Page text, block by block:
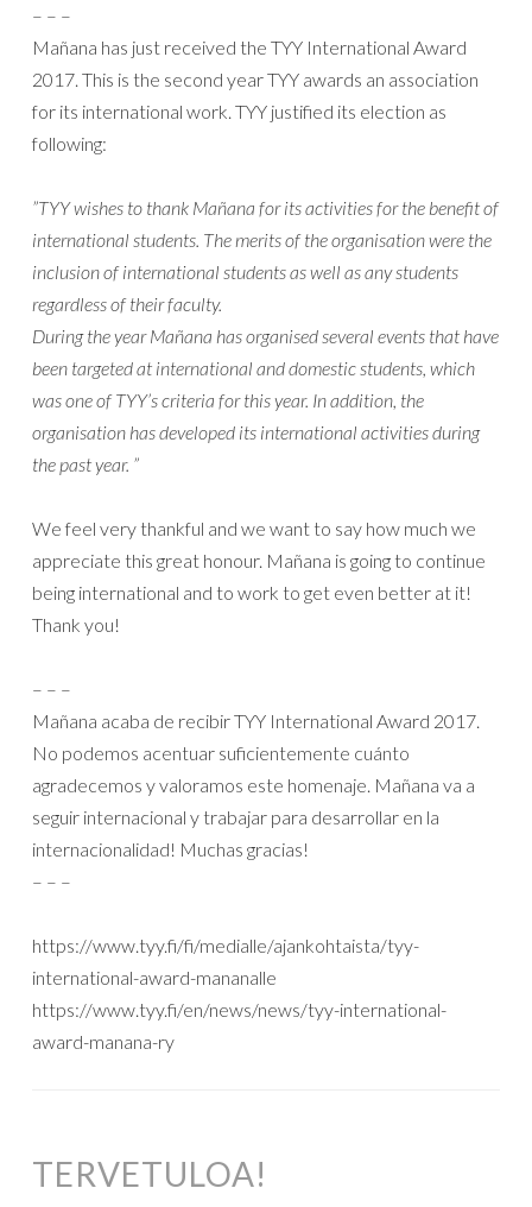
– – –
Mañana has just received the TYY International Award
2017. This is the second year TYY awards an association
for its international work. TYY justified its election as
following:
”TYY wishes to thank Mañana for its activities for the benefit of
international students. The merits of the organisation were the
inclusion of international students as well as any students
regardless of their faculty.
During the year Mañana has organised several events that have
been targeted at international and domestic students, which
was one of TYY’s criteria for this year. In addition, the
organisation has developed its international activities during
the past year. ”
We feel very thankful and we want to say how much we
appreciate this great honour. Mañana is going to continue
being international and to work to get even better at it!
Thank you!
– – –
Mañana acaba de recibir TYY International Award 2017.
No podemos acentuar suficientemente cuánto
agradecemos y valoramos este homenaje. Mañana va a
seguir internacional y trabajar para desarrollar en la
internacionalidad! Muchas gracias!
– – –
https://www.tyy.fi/fi/medialle/ajankohtaista/tyy-
international-award-mananalle
https://www.tyy.fi/en/news/news/tyy-international-
award-manana-ry
TERVETULOA!